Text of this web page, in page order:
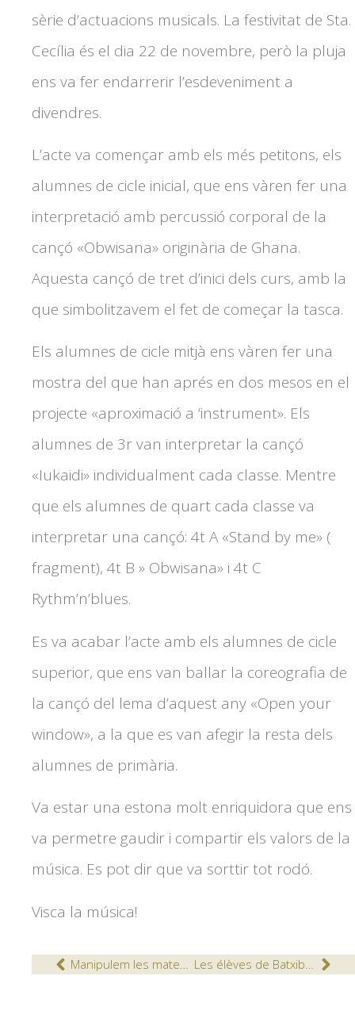
sèrie d’actuacions musicals. La festivitat de Sta.
Cecília és el dia 22 de novembre, però la pluja
ens va fer endarrerir l’esdeveniment a
divendres.
L’acte va començar amb els més petitons, els
alumnes de cicle inicial, que ens vàren fer una
interpretació amb percussió corporal de la
cançó «Obwisana» originària de Ghana.
Aquesta cançó de tret d’inici dels curs, amb la
que simbolitzavem el fet de começar la tasca.
Els alumnes de cicle mitjà ens vàren fer una
mostra del que han aprés en dos mesos en el
projecte «aproximació a ‘instrument». Els
alumnes de 3r van interpretar la cançó
«Iukaidi» individualment cada classe. Mentre
que els alumnes de quart cada classe va
interpretar una cançó: 4t A «Stand by me» (
fragment), 4t B » Obwisana» i 4t C
Rythm’n’blues.
Es va acabar l’acte amb els alumnes de cicle
superior, que ens van ballar la coreografia de
la cançó del lema d’aquest any «Open your
window», a la que es van afegir la resta dels
alumnes de primària.
Va estar una estona molt enriquidora que ens
va permetre gaudir i compartir els valors de la
música. Es pot dir que va sorttir tot rodó.
Visca la música!
Manipulem les matemàtiques Les élèves de Batxibac visitent l’Université de Lleida.